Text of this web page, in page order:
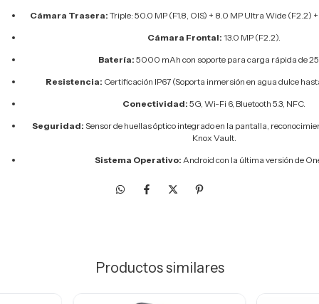
Cámara Trasera: Triple: 50.0 MP (F1.8, OIS) + 8.0 MP Ultra Wide (F2.2)
Cámara Frontal: 13.0 MP (F2.2).
Batería: 5000 mAh con soporte para carga rápida de
Resistencia: Certificación IP67 (Soporta inmersión en agua dulce
Conectividad: 5G, Wi-Fi 6, Bluetooth 5.3, NFC.
Seguridad: Sensor de huellas óptico integrado en la pantalla,
Knox Vault.
Sistema Operativo: Android con la última versión de
Productos similares